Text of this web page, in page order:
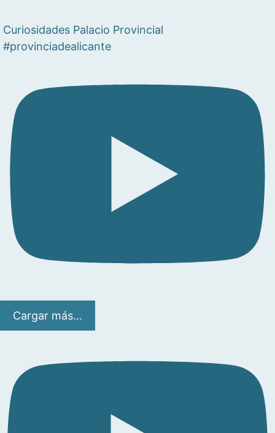
Curiosidades Palacio Provincial
#provinciadealicante
Cargar más...